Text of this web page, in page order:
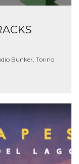
Bunker, Torino